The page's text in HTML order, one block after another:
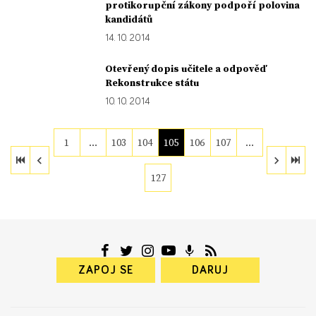
protikorupční zákony podpoří polovina
kandidátů
14. 10. 2014
Otevřený dopis učitele a odpověď
Rekonstrukce státu
10. 10. 2014
1 … 103 104 105 106 107 …
127
ZAPOJ SE DARUJ